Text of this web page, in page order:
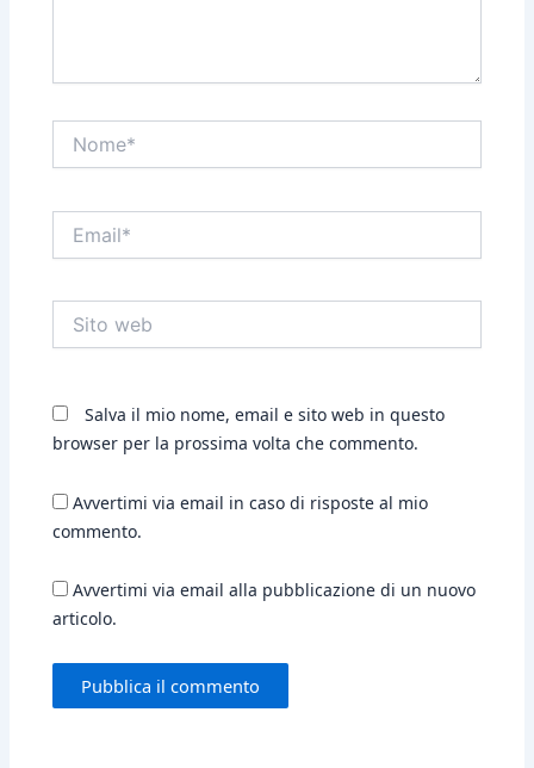
web
Salva il mio nome, email e sito web in questo
browser per la prossima volta che commento.
Avvertimi via email in caso di risposte al mio
commento.
Avvertimi via email alla pubblicazione di un nuovo
articolo.